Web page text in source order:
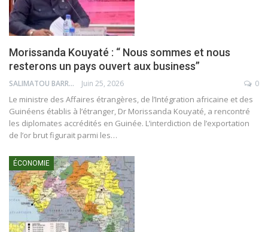
Morissanda Kouyaté : “ Nous sommes et nous
resterons un pays ouvert aux business”
SALIMATOU BARRY Juin 25, 2026 0
Le ministre des Affaires étrangères, de l’Intégration africaine et des
Guinéens établis à l’étranger, Dr Morissanda Kouyaté, a rencontré
les diplomates accrédités en Guinée. L’interdiction de l’exportation
de l’or brut figurait parmi les…
ÉCONOMIE